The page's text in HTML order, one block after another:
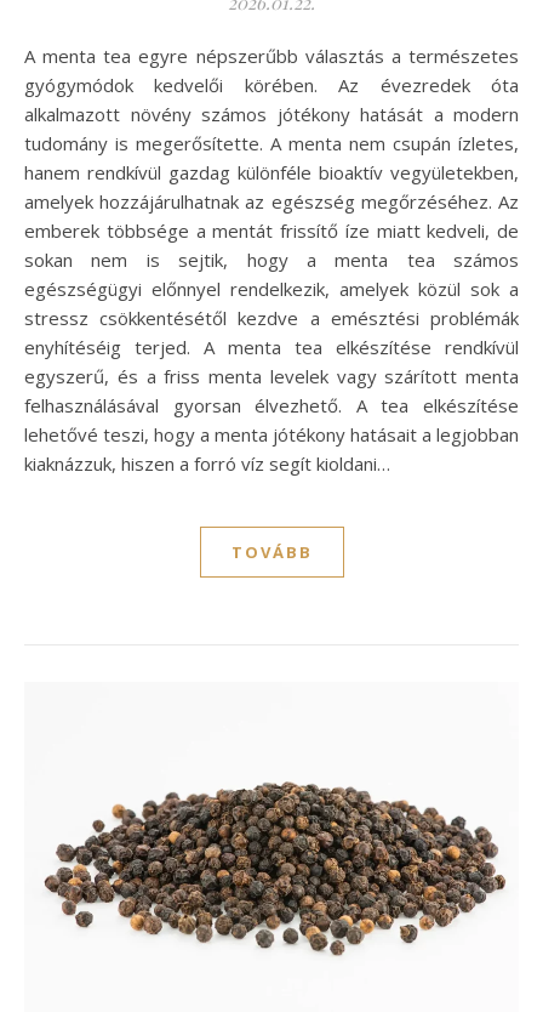
A menta tea egyre népszerűbb választás a természetes
gyógymódok kedvelői körében. Az évezredek óta
alkalmazott növény számos jótékony hatását a modern
tudomány is megerősítette. A menta nem csupán ízletes,
hanem rendkívül gazdag különféle bioaktív vegyületekben,
amelyek hozzájárulhatnak az egészség megőrzéséhez. Az
emberek többsége a mentát frissítő íze miatt kedveli, de
sokan nem is sejtik, hogy a menta tea számos
egészségügyi előnnyel rendelkezik, amelyek közül sok a
stressz csökkentésétől kezdve a emésztési problémák
enyhítéséig terjed. A menta tea elkészítése rendkívül
egyszerű, és a friss menta levelek vagy szárított menta
felhasználásával gyorsan élvezhető. A tea elkészítése
lehetővé teszi, hogy a menta jótékony hatásait a legjobban
kiaknázzuk, hiszen a forró víz segít kioldani…
TOVÁBB